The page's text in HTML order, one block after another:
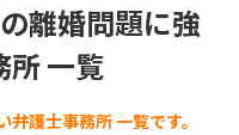
離婚問題に強
所 一覧
護士事務所 一覧です。